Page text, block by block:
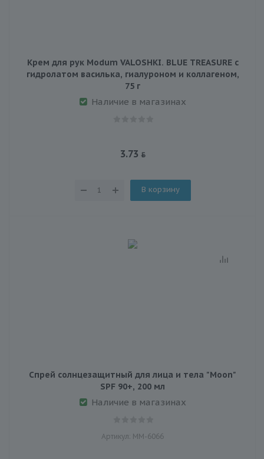
Крем для рук Modum VALOSHKI. BLUE TREASURE с
гидролатом василька, гиалуроном и коллагеном,
75 г
Наличие в магазинах
3.73
В корзину
Спрей солнцезащитный для лица и тела "Moon"
SPF 90+, 200 мл
Наличие в магазинах
Артикул: MM-6066